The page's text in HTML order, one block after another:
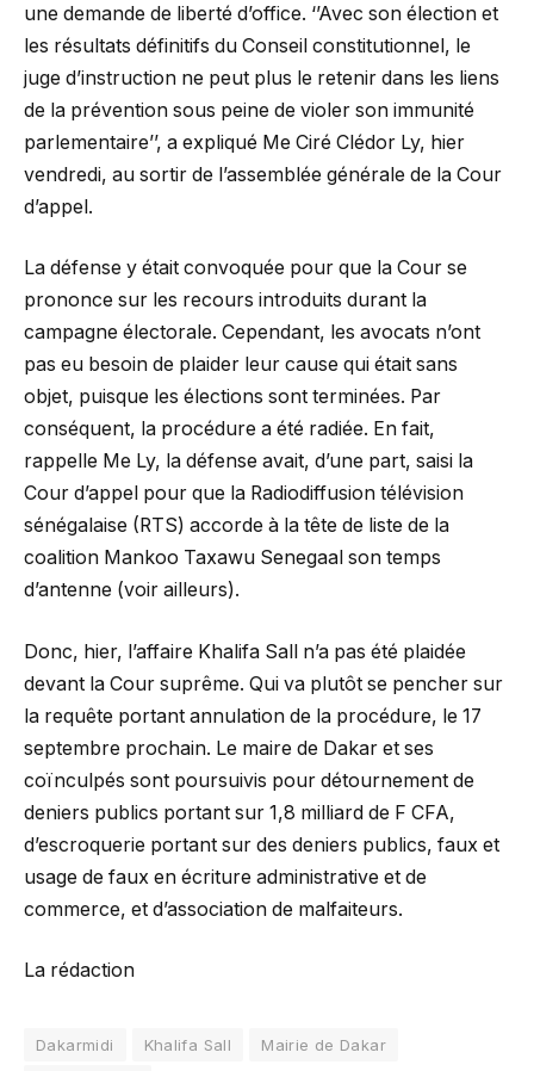
une demande de liberté d’office. ‘’Avec son élection et
les résultats définitifs du Conseil constitutionnel, le
juge d’instruction ne peut plus le retenir dans les liens
de la prévention sous peine de violer son immunité
parlementaire’’, a expliqué Me Ciré Clédor Ly, hier
vendredi, au sortir de l’assemblée générale de la Cour
d’appel.
La défense y était convoquée pour que la Cour se
prononce sur les recours introduits durant la
campagne électorale. Cependant, les avocats n’ont
pas eu besoin de plaider leur cause qui était sans
objet, puisque les élections sont terminées. Par
conséquent, la procédure a été radiée. En fait,
rappelle Me Ly, la défense avait, d’une part, saisi la
Cour d’appel pour que la Radiodiffusion télévision
sénégalaise (RTS) accorde à la tête de liste de la
coalition Mankoo Taxawu Senegaal son temps
d’antenne (voir ailleurs).
Donc, hier, l’affaire Khalifa Sall n’a pas été plaidée
devant la Cour suprême. Qui va plutôt se pencher sur
la requête portant annulation de la procédure, le 17
septembre prochain. Le maire de Dakar et ses
coïnculpés sont poursuivis pour détournement de
deniers publics portant sur 1,8 milliard de F CFA,
d’escroquerie portant sur des deniers publics, faux et
usage de faux en écriture administrative et de
commerce, et d’association de malfaiteurs.
La rédaction
Dakarmidi Khalifa Sall
Mairie de Dakar